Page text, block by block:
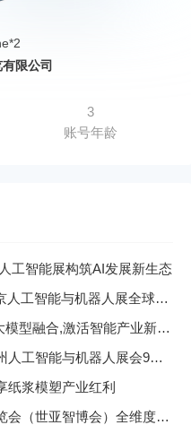
有限公司
3
账号年龄
工智能展构筑AI发展新生态
京聚全球智，AI创未来2027北京人工智能与机器人展全球启动
2026杭州AI+机器人大会|深耕大模型融合,激活智能产业新动能
赋能长三角智造升级！2026杭州人工智能与机器人展会9月启幕
纸浆模塑产业红利
2027亚洲国际人工智能产业博览会（世亚智博会）全维度介绍